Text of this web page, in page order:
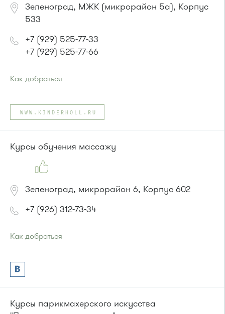
Зеленоград, МЖК (микрорайон 5а), Корпус
533
+7 (929) 525-77-33
+7 (929) 525-77-66
Как добраться
Автобус № 12.
или до остановки"Ржавки-2"
Автобусы № 45, 350.
WWW.KINDERHOLL.RU
Курсы обучения массажу
Зеленоград, микрорайон 6, Корпус 602
+7 (926) 312-73-34
Как добраться
Автобусы № 1, 2.
Маршрутка № 419м, 720м, 903
или до остановки"Центр "Ювелир"":
Маршрутка № 419м, 720м, 903
Курсы парикмахерского искусства